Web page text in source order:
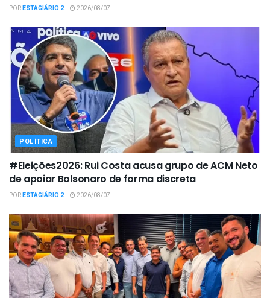
PORESTAGIÁRIO 2 2026/08/07
POLÍTICA
#Eleições2026: Rui Costa acusa grupo de ACM Neto
de apoiar Bolsonaro de forma discreta
PORESTAGIÁRIO 2 2026/08/07